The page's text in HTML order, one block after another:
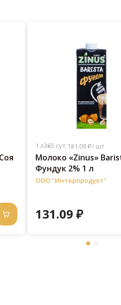
1 л365 сут.131.09 ₽/ шт
Молоко «Zinus»
Фундук 2% 1 л
ООО "Интерпродукт"
131.09 ₽